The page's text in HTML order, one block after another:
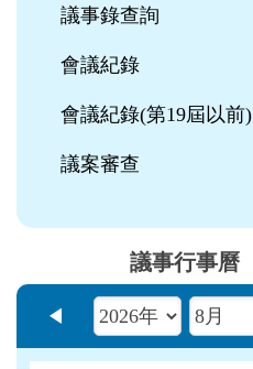
議事錄查詢
會議紀錄
會議紀錄(第19屆以前)
議案審查
議事行事曆
上個月